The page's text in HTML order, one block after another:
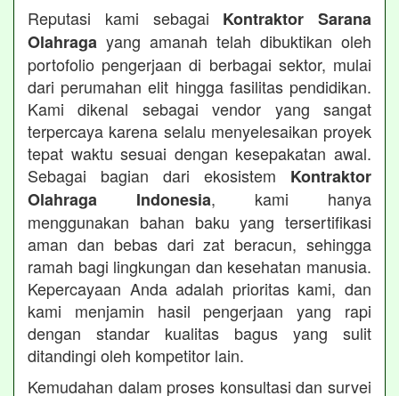
Reputasi kami sebagai Kontraktor Sarana
Olahraga yang amanah telah dibuktikan oleh
portofolio pengerjaan di berbagai sektor, mulai
dari perumahan elit hingga fasilitas pendidikan.
Kami dikenal sebagai vendor yang sangat
terpercaya karena selalu menyelesaikan proyek
tepat waktu sesuai dengan kesepakatan awal.
Sebagai bagian dari ekosistem Kontraktor
Olahraga Indonesia, kami hanya
menggunakan bahan baku yang tersertifikasi
aman dan bebas dari zat beracun, sehingga
ramah bagi lingkungan dan kesehatan manusia.
Kepercayaan Anda adalah prioritas kami, dan
kami menjamin hasil pengerjaan yang rapi
dengan standar kualitas bagus yang sulit
ditandingi oleh kompetitor lain.
Kemudahan dalam proses konsultasi dan survei